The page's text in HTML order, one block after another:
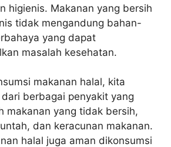
higienis. Makanan yang bersih
tidak mengandung bahan-
yang dapat
masalah kesehatan.
makanan halal, kita
berbagai penyakit yang
makanan yang tidak bersih,
dan keracunan makanan.
halal juga aman dikonsumsi